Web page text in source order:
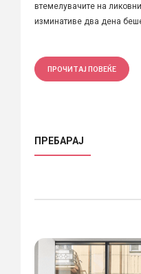
втемелувачите на
изминативе два дена
ПРОЧИТАЈ ПОВЕЌЕ
ПРЕБАРАЈ